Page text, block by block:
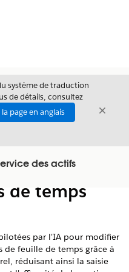
système de traduction
de détails, consultez
page en anglais
Fermer
des actifs
de temps
par l'IA pour modifier
de feuille de temps grâce à
réduisant ainsi la saisie